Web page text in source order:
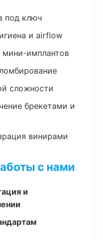
под ключ
и airflow
мини-имплантов
сложности
брекетами и
винирами
с нами
и